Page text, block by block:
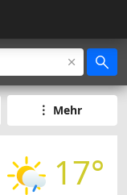
Mehr
17°